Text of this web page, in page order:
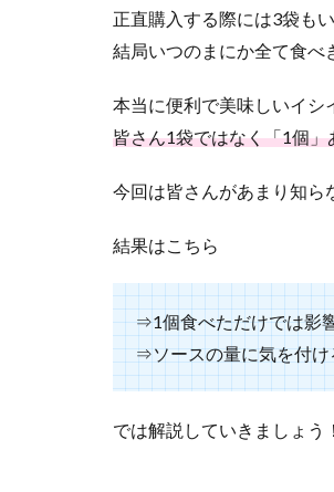
ー（1
袋10
個入
1.2
イシ
ミー
ール
の糖
質
2
低糖
質の
ミー
ール
正直購入する際には3袋も
結局いつのまにか全て食べ
本当に便利で美味しいイシ
皆さん1袋ではなく「1個
今回は皆さんがあまり知ら
結果はこちら
⇒1個食べただけでは影
⇒ソースの量に気を付け
では解説していきましょう！